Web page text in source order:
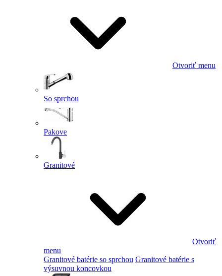
Otvoriť menu
So sprchou
Pakove
Granitové
Otvoriť
menu
Granitové batérie so sprchou Granitové batérie s
výsuvnou koncovkou